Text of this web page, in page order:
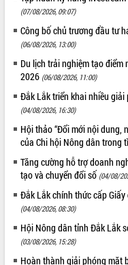
Đắk Lắk thời kỳ 2021-2030, tầm
đến năm 2050
Phát động chiến dịch 30 ngày
giải phóng mặt bằng Tuyến đường
ven biển
Đắk Lắk nỗ lực thúc đẩy tăng
kinh tế từ 10% trở lên trong Quý
II/2026
Đắk Lắk ký kết thỏa thuận hợp
chuyển đổi số giai đoạn 2026 –
với Tập đoàn Bưu chính Viễn thông
Việt Nam
Thứ trưởng Bộ Y tế làm việc với
Đắk Lắk về phát triển nhân lực y
cho trạm y tế cấp xã
Du lịch Đắk Lắk nâng tầm trải
du khách thông qua Hệ thống cơ
liệu và Bản đồ số
(07/08/2026, 09:07)
Công bố chủ trương đầu tư
(06/08/2026, 13:00)
Du lịch trải nghiệm tạo điểm
2026 (06/08/2026, 11:00)
Đắk Lắk triển khai nhiều
(04/08/2026, 16:30)
Hội thảo “Đổi mới nội dung,
của Chi hội Nông dân trong
Tăng cường hỗ trợ doanh
tạo và chuyển đổi số (04/08/
Đắk Lắk chính thức cấp
(04/08/2026, 08:30)
Hội Nông dân tỉnh Đắk Lắk
(03/08/2026, 15:28)
Hoàn thành giải phóng mặt